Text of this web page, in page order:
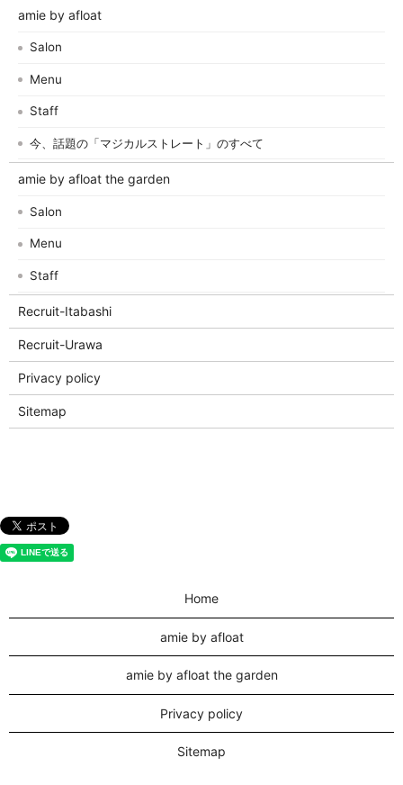
amie by afloat
Salon
Menu
Staff
今、話題の「マジカルストレート」のすべて
amie by afloat the garden
Salon
Menu
Staff
Recruit-Itabashi
Recruit-Urawa
Privacy policy
Sitemap
Home
amie by afloat
amie by afloat the garden
Privacy policy
Sitemap